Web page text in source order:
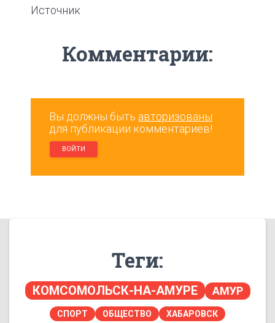
Источник
Комментарии:
Вы должны быть авторизованы
для публикации комментариев!
ВОЙТИ
Теги:
КОМСОМОЛЬСК-НА-АМУРЕ АМУР
СПОРТ ОБЩЕСТВО ХАБАРОВСК